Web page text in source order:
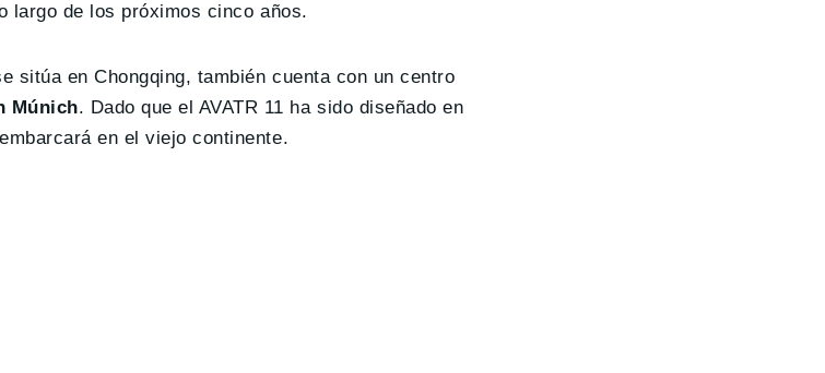
largo de los próximos cinco años.
sitúa en Chongqing, también cuenta con un centro
Múnich. Dado que el AVATR 11 ha sido diseñado en
en el viejo continente.